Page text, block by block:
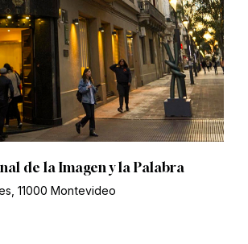
de la Imagen y la Palabra
11000 Montevideo